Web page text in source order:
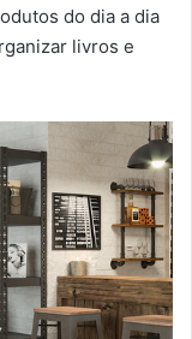
do dia a dia
livros e